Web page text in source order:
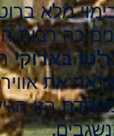
כה רבות
בארוקי
את
הזו